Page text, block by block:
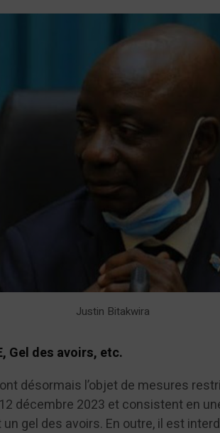
Justin Bitakwira
Gel des avoirs, etc.
désormais l’objet de mesures
décembre 2023 et consistent en
un gel des avoirs. En outre, il est